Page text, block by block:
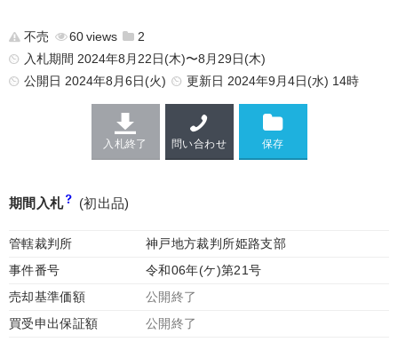
不売 60
2
入札期間 2024年8月22日(木)〜8月29日(木)
公開日 2024年8月6日(火) 更新日 2024年9月4日(水) 14時
入札終了 問い合わせ
期間入札 (初出品)
管轄裁判所
神戸地方裁判所姫路支部
事件番号
令和06年(ケ)第21号
売却基準価額
公開終了
買受申出保証額
公開終了